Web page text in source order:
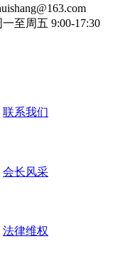
一至周五 9:00-17:30
联系我们
会长风采
法律维权